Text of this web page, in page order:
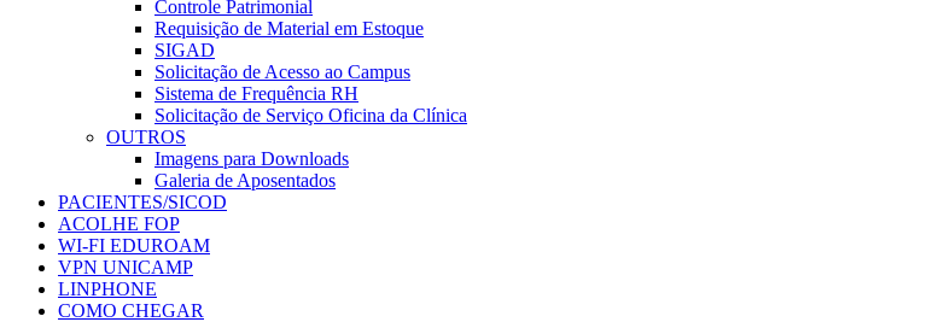
Controle Patrimonial
Requisição de Material em Estoque
SIGAD
Solicitação de Acesso ao Campus
Sistema de Frequência RH
Solicitação de Serviço Oficina da Clínica
OUTROS
Imagens para Downloads
Galeria de Aposentados
PACIENTES/SICOD
ACOLHE FOP
WI-FI EDUROAM
VPN UNICAMP
LINPHONE
COMO CHEGAR